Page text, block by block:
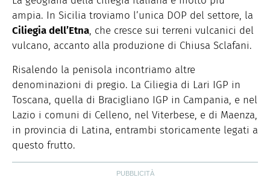
ampia. In Sicilia troviamo l’unica DOP del settore, la
Ciliegia dell’Etna, che cresce sui terreni vulcanici del
vulcano, accanto alla produzione di Chiusa Sclafani.
Risalendo la penisola incontriamo altre
denominazioni di pregio. La Ciliegia di Lari IGP in
Toscana, quella di Bracigliano IGP in Campania, e nel
Lazio i comuni di Celleno, nel Viterbese, e di Maenza,
in provincia di Latina, entrambi storicamente legati a
questo frutto.